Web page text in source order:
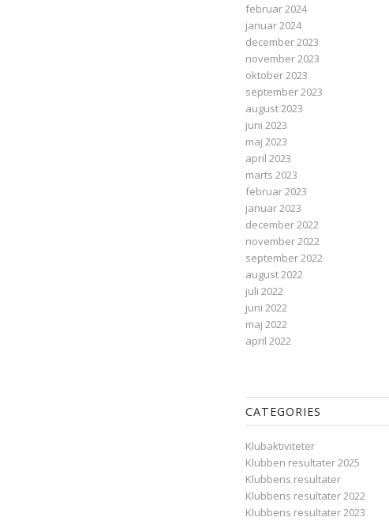
februar 2024
januar 2024
december 2023
november 2023
oktober 2023
september 2023
august 2023
juni 2023
maj 2023
april 2023
marts 2023
februar 2023
januar 2023
december 2022
november 2022
september 2022
august 2022
juli 2022
juni 2022
maj 2022
april 2022
CATEGORIES
Klubaktiviteter
Klubben resultater 2025
Klubbens resultater
Klubbens resultater 2022
Klubbens resultater 2023